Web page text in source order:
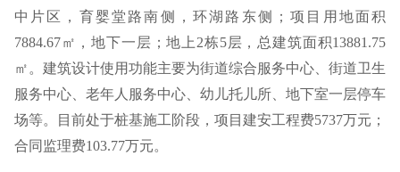
中片区，育婴堂路南侧，环湖路东侧；项目用地面积
7884.67㎡ ，地下一层；地上 2栋5层，总建筑面积13881.75
㎡ 。建筑设计使用功能主要为街道综合服务中心、街道卫生
服务中心、老年人服务中心、幼儿托儿所、地下室一层停车
场等。目前处于桩基施工阶段，项目建安工程费5737万元；
合同监理费103.77万元。